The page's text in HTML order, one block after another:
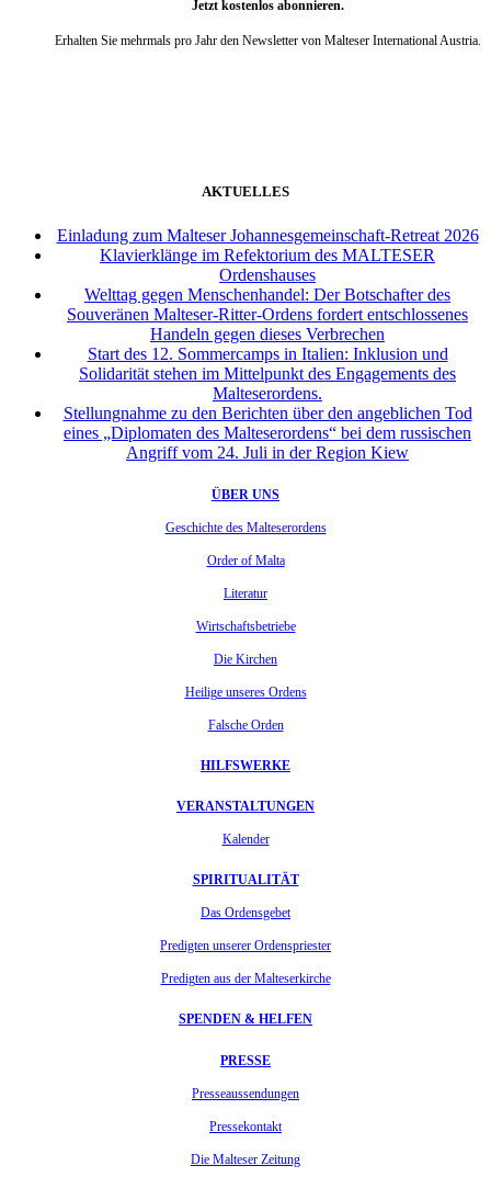
Jetzt kostenlos abonnieren.
Erhalten Sie mehrmals pro Jahr den Newsletter von Malteser International Austria.
AKTUELLES
Einladung zum Malteser Johannesgemeinschaft-Retreat 2026
Klavierklänge im Refektorium des MALTESER
Ordenshauses
Welttag gegen Menschenhandel: Der Botschafter des
Souveränen Malteser-Ritter-Ordens fordert entschlossenes
Handeln gegen dieses Verbrechen
Start des 12. Sommercamps in Italien: Inklusion und
Solidarität stehen im Mittelpunkt des Engagements des
Malteserordens.
Stellungnahme zu den Berichten über den angeblichen Tod
eines „Diplomaten des Malteserordens“ bei dem russischen
Angriff vom 24. Juli in der Region Kiew
ÜBER UNS
Geschichte des Malteserordens
Order of Malta
Literatur
Wirtschaftsbetriebe
Die Kirchen
Heilige unseres Ordens
Falsche Orden
HILFSWERKE
VERANSTALTUNGEN
Kalender
SPIRITUALITÄT
Das Ordensgebet
Predigten unserer Ordenspriester
Predigten aus der Malteserkirche
SPENDEN & HELFEN
PRESSE
Presseaussendungen
Pressekontakt
Die Malteser Zeitung